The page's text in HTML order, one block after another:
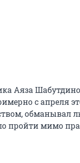
Аяза
с апреля
обманывал
пройти мимо